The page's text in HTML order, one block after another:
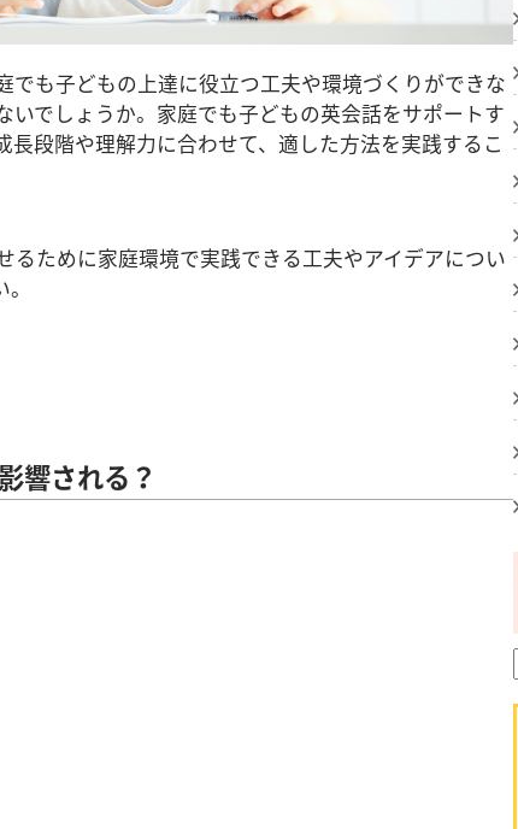
でも子どもの上達に役立つ工夫や環境づくりができな
いでしょうか。家庭でも子どもの英会話をサポートす
段階や理解力に合わせて、適した方法を実践するこ
るために家庭環境で実践できる工夫やアイデアについ
響される？